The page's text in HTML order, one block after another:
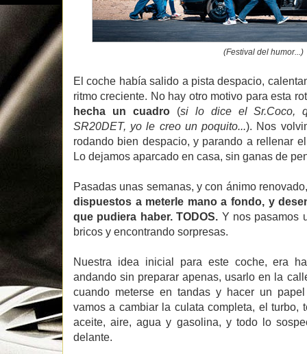
(Festival del humor...)
El coche había salido a pista despacio,
ritmo creciente. No hay otro motivo para esta
hecha un cuadro (si lo dice el Sr.Coco,
SR20DET, yo le creo un poquito...). Nos
rodando bien despacio, y parando a rellenar
Lo dejamos aparcado en casa, sin ganas de
Pasadas unas semanas, y con ánimo
dispuestos a meterle mano a fondo, y
que pudiera haber. TODOS. Y nos pasamos
bricos y encontrando sorpresas.
Nuestra idea inicial para este coche, era
andando sin preparar apenas, usarlo en la
cuando meterse en tandas y hacer un
vamos a cambiar la culata completa, el turbo,
aceite, aire, agua y gasolina, y todo lo
delante.